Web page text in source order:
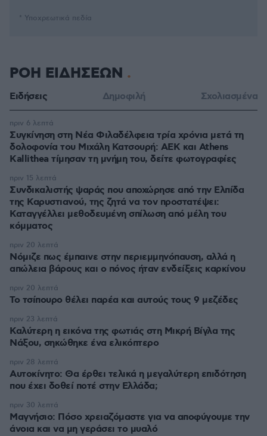
* Υποχρεωτικά πεδία
ΡΟΗ ΕΙΔΗΣΕΩΝ
Ειδήσεις Δημοφιλή Σχολιασμένα
Συγκίνηση στη Νέα Φιλαδέλφεια τρία χρόνια μετά τη
δολοφονία του Μιχάλη Κατσουρή: ΑΕΚ και Athens
Kallithea τίμησαν τη μνήμη του, δείτε φωτογραφίες
πριν 6 λεπτά
Συνδικαλιστής ψαράς που αποχώρησε από την Ελπίδα
της Καρυστιανού, της ζητά να τον προστατέψει:
Καταγγέλλει μεθοδευμένη σπίλωση από μέλη του
κόμματος
πριν 15 λεπτά
Νόμιζε πως έμπαινε στην περιεμμηνόπαυση, αλλά η
απώλεια βάρους και ο πόνος ήταν ενδείξεις καρκίνου
πριν 20 λεπτά
Το τσίπουρο θέλει παρέα και αυτούς τους 9 μεζέδες
πριν 20 λεπτά
Καλύτερη η εικόνα της φωτιάς στη Μικρή Βίγλα της
Νάξου, σηκώθηκε ένα ελικόπτερο
πριν 23 λεπτά
Αυτοκίνητο: Θα έρθει τελικά η μεγαλύτερη επιδότηση
που έχει δοθεί ποτέ στην Ελλάδα;
πριν 28 λεπτά
Μαγνήσιο: Πόσο χρειαζόμαστε για να αποφύγουμε την
άνοια και να μη γεράσει το μυαλό
πριν 30 λεπτά